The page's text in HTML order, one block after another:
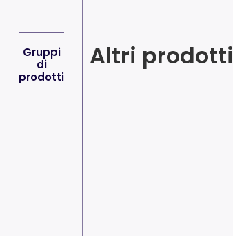
Gruppi
di
prodotti
Altri prodotti